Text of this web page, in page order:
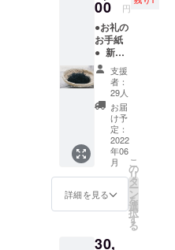
が異な
があり
ますの
で、あ
らかじ
めご了
承くだ
さい。
けしま
す。
（ポス
トカー
ドの図
柄はラ
ンダム
となり
ます）
※商品写
真はイ
メージ
です。
実際に
お届け
するリ
等のデ
00 円
●お礼の
お手紙
● 新物
乾燥ひ
じき
90g 今
年の春
に採っ
たひじ
きを天
日干し
してお
届けし
ます。
※商品写
です。
支援
者：
29人
お届
け予
定：
2022
年06
月
詳細を見る
こ
の
リ
タ
ー
ン
を
選
択
す
る
30,